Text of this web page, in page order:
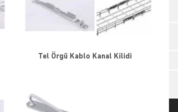
Tel Örgü Kablo Kanal Kilidi